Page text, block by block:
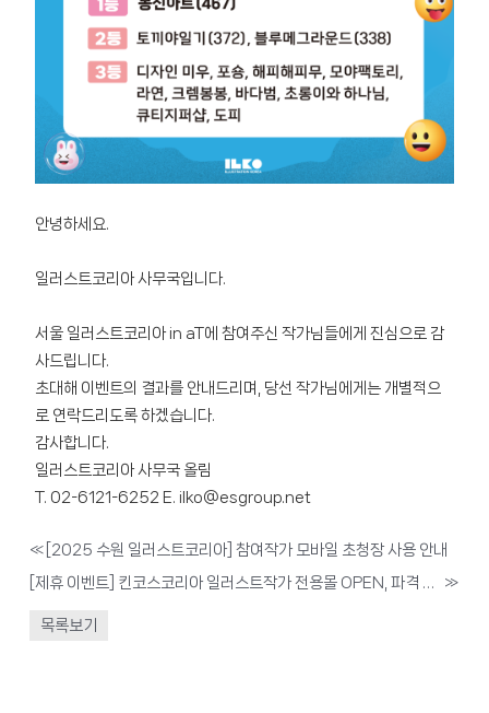
안녕하세요.
일러스트코리아 사무국입니다.
서울 일러스트코리아 in aT에 참여주신 작가님들에게 진심으로 감
사드립니다.
초대해 이벤트의 결과를 안내드리며, 당선 작가님에게는 개별적으
로 연락드리도록 하겠습니다.
감사합니다.
일러스트코리아 사무국 올림
T. 02-6121-6252 E. ilko@esgroup.net
« [2025 수원 일러스트코리아] 참여작가 모바일 초청장 사용 안내
[제휴 이벤트] 킨코스코리아 일러스트작가 전용몰 OPEN, 파격 혜택 제공
»
목록보기